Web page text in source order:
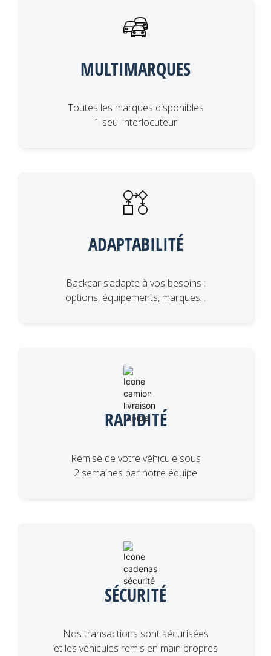
MULTIMARQUES
Toutes les marques disponibles
1 seul interlocuteur
ADAPTABILITÉ
Backcar s’adapte à vos besoins :
options, équipements, marques...
RAPIDITÉ
Remise de votre véhicule sous
2 semaines par notre équipe
SÉCURITÉ
Nos transactions sont sécurisées
et les véhicules remis en main propres